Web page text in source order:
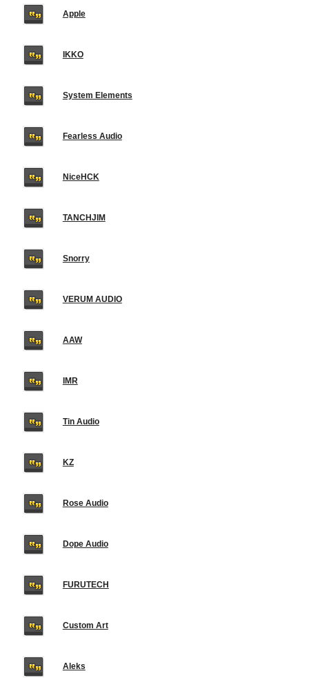
Apple
IKKO
System Elements
Fearless Audio
NiceHCK
TANCHJIM
Snorry
VERUM AUDIO
AAW
IMR
Tin Audio
KZ
Rose Audio
Dope Audio
FURUTECH
Custom Art
Aleks